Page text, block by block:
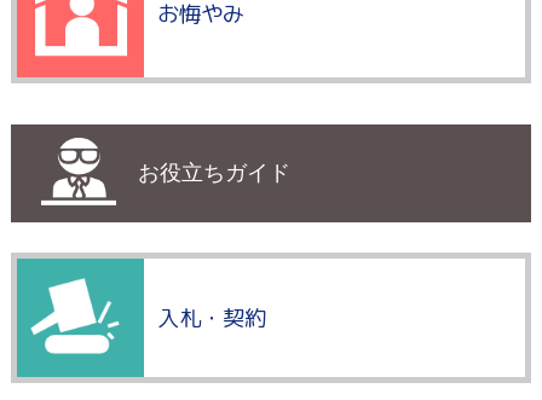
お悔やみ
お役立ちガイド
入札・契約